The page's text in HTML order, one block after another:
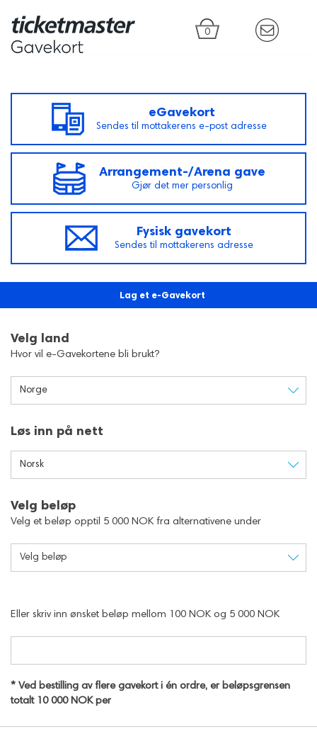
0
eGavekort
Sendes til mottakerens e-post adresse
Arrangement-/Arena gave
Gjør det mer personlig
Fysisk gavekort
Sendes til mottakerens adresse
Lag et e-Gavekort
Velg land
Hvor vil e-Gavekortene bli brukt?
Norge
Løs inn på nett
Norsk
Velg beløp
Velg et beløp opptil 5 000 NOK fra alternativene under
Velg beløp
Eller skriv inn ønsket beløp mellom 100 NOK og 5 000 NOK
* Ved bestilling av flere gavekort i én ordre, er beløpsgrensen
totalt 10 000 NOK per